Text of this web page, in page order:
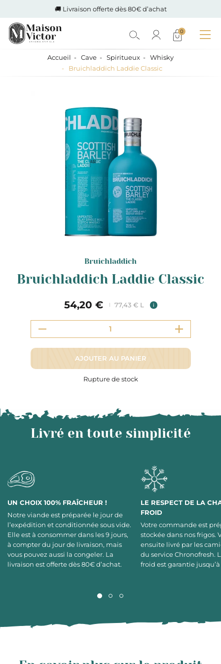
🚚 Livraison offerte dès 80€ d’achat
0
Accueil Cave Spiritueux
Whisky
Bruichladdich Laddie Classic
Bruichladdich
Bruichladdich Laddie Classic
54,20 € 77,43 € L i
AJOUTER AU PANIER
Rupture de stock
Livré en toute simplicité
UN CHOIX 100% FRAÎCHEUR !
Notre viande est préparée le jour de
l’expédition et conditionnée sous vide.
Elle est à consommer dans les 9 jours,
à compter du jour de livraison, mais
vous pouvez aussi la congeler. La
livraison est offerte dès 80€ d’achat.
LE RESPECT DE LA
FROID
Votre commande est
stockée dans nos frigos.
ensuite livré par les
du service Chronofresh.
froid est garantie